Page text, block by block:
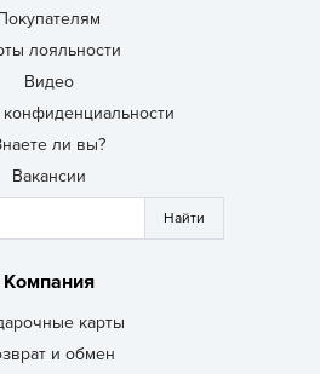
лояльности
Видео
ли вы?
Вакансии
Компания
карты
и обмен